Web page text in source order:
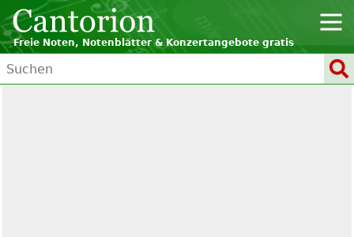
Freie Noten, Notenblätter & Konzertangebote gratis